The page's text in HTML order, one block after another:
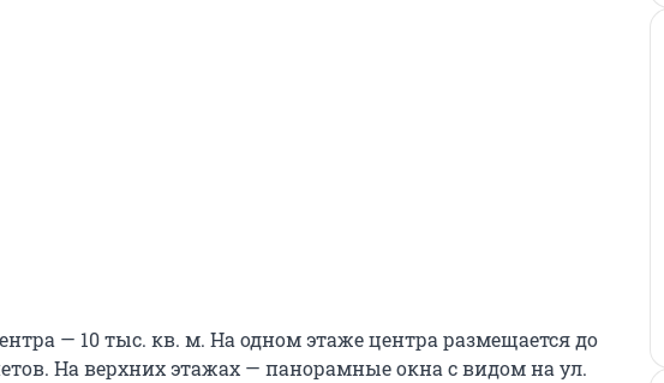
— 10 тыс. кв. м. На одном этаже центра размещается до
На верхних этажах — панорамные окна с видом на ул.